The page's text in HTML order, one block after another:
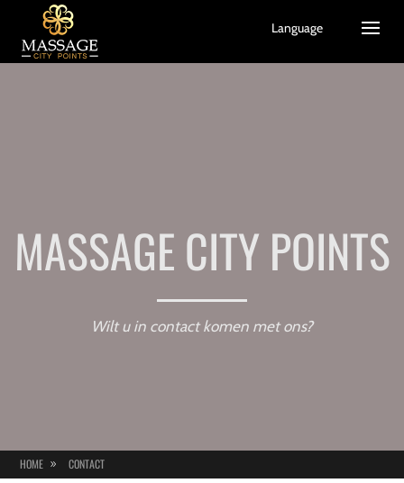
MASSAGE CITY POINTS
Wilt u in contact komen met ons?
HOME CONTACT
Language